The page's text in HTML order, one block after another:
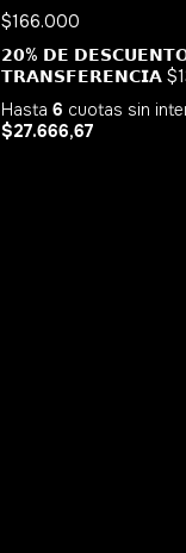
$166.000
𝟮𝟬% 𝗗𝗘
𝗧𝗥𝗔𝗡𝗦𝗙𝗘𝗥𝗘𝗡𝗖𝗜𝗔
Hasta6 cuotas sin
$27.666,67